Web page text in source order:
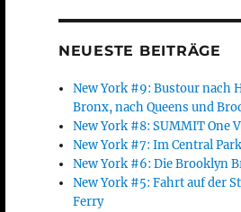
NEUESTE BEITRÄGE
New York #9: Bustour nach
Bronx, nach Queens und
New York #8: SUMMIT One
New York #7: Im Central Park
New York #6: Die Brooklyn
New York #5: Fahrt auf der
Ferry